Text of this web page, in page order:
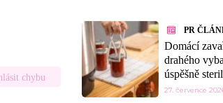
chybu
PR
Domácí
drahého
úspěšně
myčce nebo
27. července